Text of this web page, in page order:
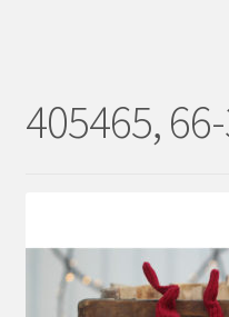
ÅF KONTO
405465,